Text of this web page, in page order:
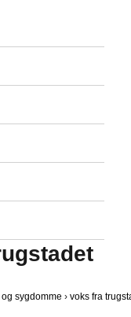
sygdomme › voks fra